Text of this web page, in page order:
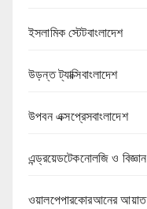
ইসলামিক স্টেটবাংলাদেশ
উড়ন্ত ট্যাক্সিবাংলাদেশ
উপবন এক্সপ্রেসবাংলাদেশ
এন্ড্রয়েডটেকনোলজি ও বিজ্ঞান
ওয়ালপেপারকোরআনের আয়াত